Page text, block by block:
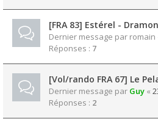
[FRA 83] Estérel -
Dernier message par romain
Réponses : 7
[Vol/rando FRA 67] Le
Dernier message par Guy «
Réponses : 2